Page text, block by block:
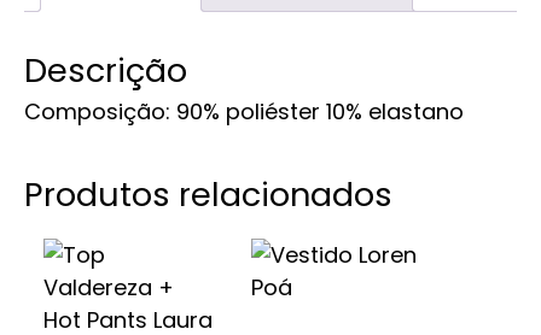
Descrição
Composição: 90% poliéster 10% elastano
Produtos relacionados
Este
produto